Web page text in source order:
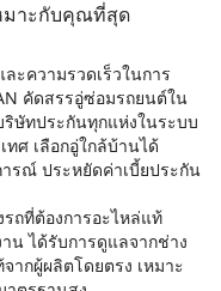
มาะกับคุณที่สุด
ะความรวดเร็วในการ
คัดสรรอู่ซ่อมรถยนต์ใน
ริษัทประกันทุกแห่งในระบบ
ทศ เลือกอู่ใกล้บ้านได้
รณ์ ประหยัดค่าเบี้ยประกัน
รถที่ต้องการอะไหล่แท้
น ได้รับการดูแลจากช่าง
ากผู้ผลิตโดยตรง เหมาะ